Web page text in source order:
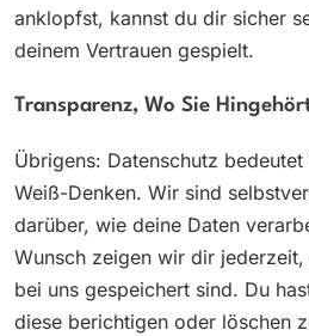
anklopfst, kannst du dir sicher
deinem Vertrauen gespielt.
Transparenz, Wo Sie
Übrigens: Datenschutz
Weiß-Denken. Wir sind
darüber, wie deine Daten
Wunsch zeigen wir dir
bei uns gespeichert sind. Du
diese berichtigen oder löschen